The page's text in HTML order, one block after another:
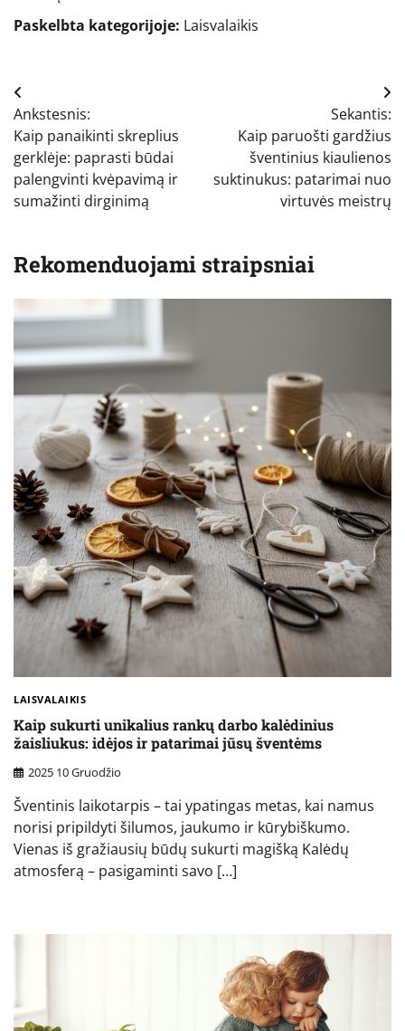
Paskelbta kategorijoje: Laisvalaikis
Navigacija
tarp
įrašų
Ankstesnis:
Kaip panaikinti skreplius
gerklėje: paprasti būdai
palengvinti kvėpavimą ir
sumažinti dirginimą
Sekantis:
Kaip paruošti gardžius
šventinius kiaulienos
suktinukus: patarimai nuo
virtuvės meistrų
Rekomenduojami straipsniai
LAISVALAIKIS
Kaip sukurti unikalius rankų darbo kalėdinius
žaisliukus: idėjos ir patarimai jūsų šventėms
2025 10 Gruodžio
Šventinis laikotarpis – tai ypatingas metas, kai namus
norisi pripildyti šilumos, jaukumo ir kūrybiškumo.
Vienas iš gražiausių būdų sukurti magišką Kalėdų
atmosferą – pasigaminti savo […]